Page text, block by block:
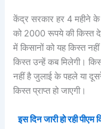
केंद्र सरकार हर 4 महीने के
को 2000 रूपये की किस्त
में किसानों को यह किस्त
किस्त उन्हें कब मिलेगी।
नहीं है जुलाई के पहले या
किस्त प्राप्त हो जाएगी।
इस दिन जारी हो रही